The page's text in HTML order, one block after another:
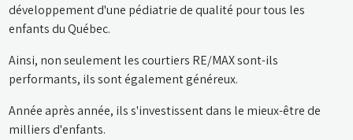
développement d'une pédiatrie de qualité pour tous les
enfants du Québec.
Ainsi, non seulement les courtiers RE/MAX sont-ils
performants, ils sont également généreux.
Année après année, ils s'investissent dans le mieux-être de
milliers d'enfants.